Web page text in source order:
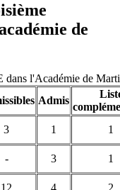
de
dans l'Académie de
Admis
3 1
1
- 3
1
12 4 2